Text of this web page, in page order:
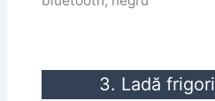
3. Ladă